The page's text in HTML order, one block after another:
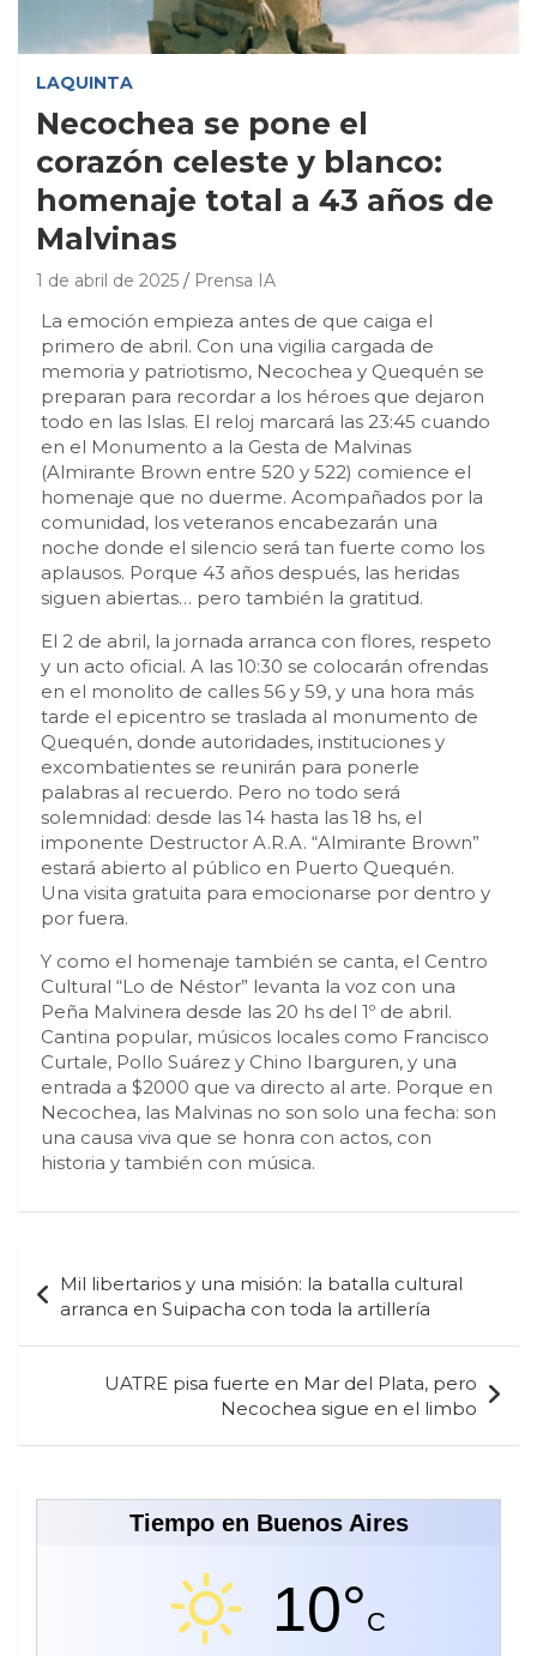
LAQUINTA
Necochea se pone el
corazón celeste y blanco:
homenaje total a 43 años de
Malvinas
1 de abril de 2025 Prensa IA
La emoción empieza antes de que caiga el
primero de abril. Con una vigilia cargada de
memoria y patriotismo, Necochea y Quequén se
preparan para recordar a los héroes que dejaron
todo en las Islas. El reloj marcará las 23:45 cuando
en el Monumento a la Gesta de Malvinas
(Almirante Brown entre 520 y 522) comience el
homenaje que no duerme. Acompañados por la
comunidad, los veteranos encabezarán una
noche donde el silencio será tan fuerte como los
aplausos. Porque 43 años después, las heridas
siguen abiertas… pero también la gratitud.
El 2 de abril, la jornada arranca con flores, respeto
y un acto oficial. A las 10:30 se colocarán ofrendas
en el monolito de calles 56 y 59, y una hora más
tarde el epicentro se traslada al monumento de
Quequén, donde autoridades, instituciones y
excombatientes se reunirán para ponerle
palabras al recuerdo. Pero no todo será
solemnidad: desde las 14 hasta las 18 hs, el
imponente Destructor A.R.A. “Almirante Brown”
estará abierto al público en Puerto Quequén.
Una visita gratuita para emocionarse por dentro y
por fuera.
Y como el homenaje también se canta, el Centro
Cultural “Lo de Néstor” levanta la voz con una
Peña Malvinera desde las 20 hs del 1º de abril.
Cantina popular, músicos locales como Francisco
Curtale, Pollo Suárez y Chino Ibarguren, y una
entrada a $2000 que va directo al arte. Porque en
Necochea, las Malvinas no son solo una fecha: son
una causa viva que se honra con actos, con
historia y también con música.
de
entradas
Mil libertarios y una misión: la batalla cultural
arranca en Suipacha con toda la artillería
UATRE pisa fuerte en Mar del Plata, pero
Necochea sigue en el limbo
Tiempo en Buenos Aires
10°C